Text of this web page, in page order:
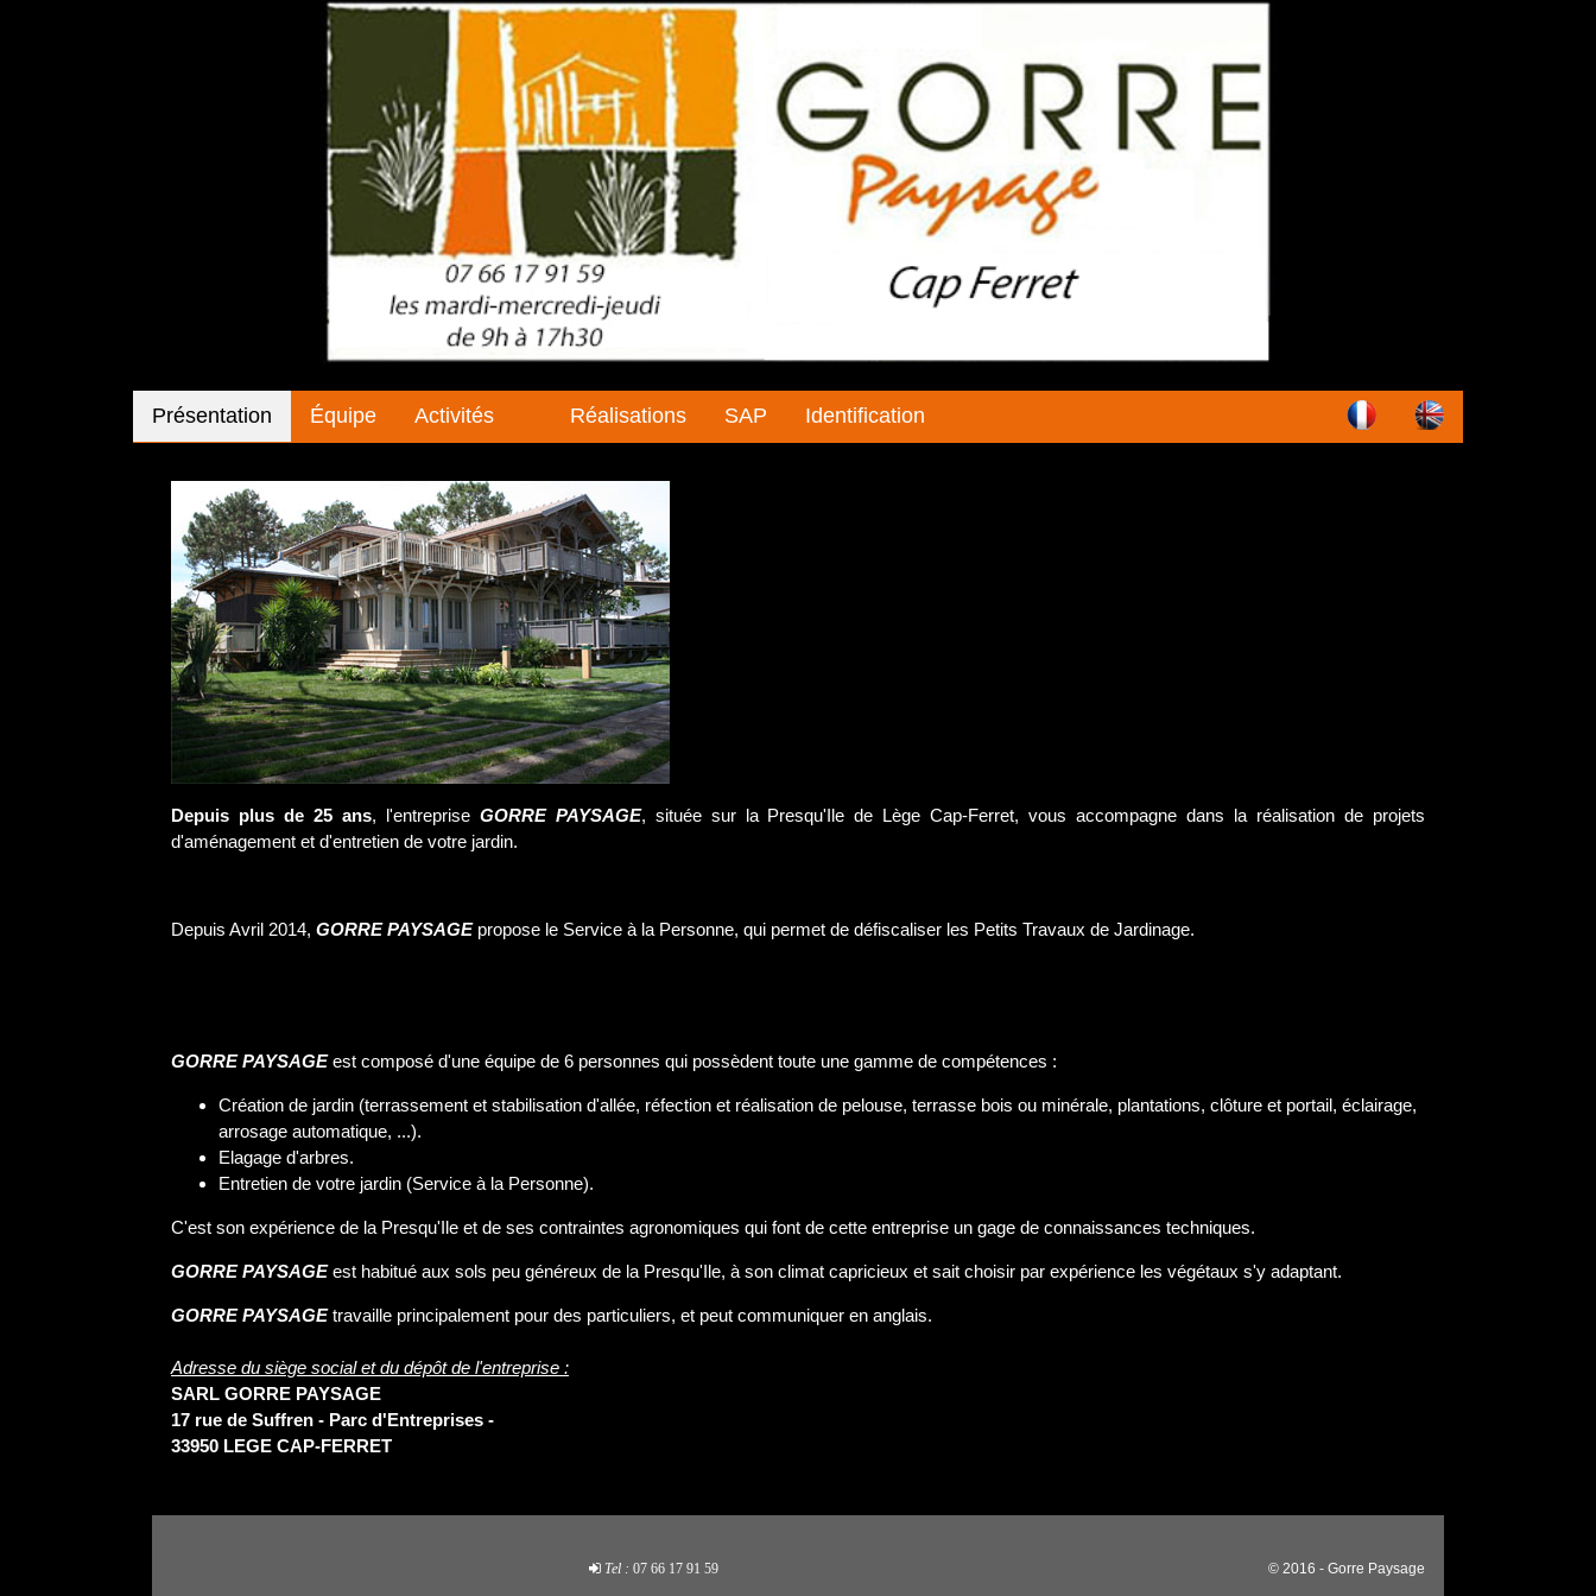
Présentation Équipe Activités Réalisations SAP Identification
Depuis plus de 25 ans, l'entreprise GORRE PAYSAGE, située sur la Presqu'Ile de Lège Cap-Ferret, vous accompagne dans la réalisation de projets
d'aménagement et d'entretien de votre jardin.
Depuis Avril 2014, GORRE PAYSAGEpropose le Service à la Personne, qui permet de défiscaliser les Petits Travaux de Jardinage.
GORRE PAYSAGEest composé d'une équipe de 6 personnes qui possèdent toute une gamme de compétences :
Création de jardin (terrassement et stabilisation d'allée, réfection et réalisation de pelouse, terrasse bois ou minérale, plantations, clôture et portail, éclairage,
arrosage automatique, ...).
Elagage d'arbres.
Entretien de votre jardin (Service à la Personne).
C'est son expérience de la Presqu'Ile et de ses contraintes agronomiques qui font de cette entreprise un gage de connaissances techniques.
GORRE PAYSAGEest habitué aux sols peu généreux de la Presqu'Ile, à son climat capricieux et sait choisir par expérience les végétaux s'y adaptant.
GORRE PAYSAGEtravaille principalement pour des particuliers, et peut communiquer en anglais.
Adresse du siège social et du dépôt de l'entreprise :
SARL GORRE PAYSAGE
17 rue de Suffren - Parc d'Entreprises -
33950 LEGE CAP-FERRET
Tel : 07 66 17 91 59 © 2016 - Gorre Paysage